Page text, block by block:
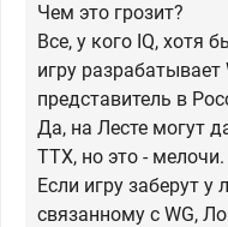
Чем это грозит?
Все, у кого IQ, хотя
игру разрабатывает
представитель в
Да, на Лесте могут
ТТХ, но это - мелочи.
Если игру заберут у
связанному с WG,